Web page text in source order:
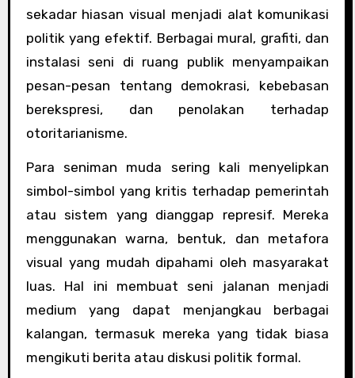
sekadar hiasan visual menjadi alat komunikasi
politik yang efektif. Berbagai mural, grafiti, dan
instalasi seni di ruang publik menyampaikan
pesan-pesan tentang demokrasi, kebebasan
berekspresi, dan penolakan terhadap
otoritarianisme.
Para seniman muda sering kali menyelipkan
simbol-simbol yang kritis terhadap pemerintah
atau sistem yang dianggap represif. Mereka
menggunakan warna, bentuk, dan metafora
visual yang mudah dipahami oleh masyarakat
luas. Hal ini membuat seni jalanan menjadi
medium yang dapat menjangkau berbagai
kalangan, termasuk mereka yang tidak biasa
mengikuti berita atau diskusi politik formal.